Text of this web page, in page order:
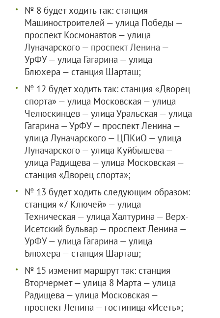
№ 8 будет ходить так: станция
Машиностроителей — улица Победы —
проспект Космонавтов — улица
Луначарского — проспект Ленина —
УрФУ — улица Гагарина — улица
Блюхера — станция Шарташ;
№ 12 будет ходить так: станция «Дворец
спорта» — улица Московская — улица
Челюскинцев — улица Уральская — улица
Гагарина — УрФУ — проспект Ленина —
улица Луначарского — ЦПКиО — улица
Луначарского — улица Куйбышева —
улица Радищева — улица Московская —
станция «Дворец спорта»;
№ 13 будет ходить следующим образом:
станция «7 Ключей» — улица
Техническая — улица Халтурина — Верх-
Исетский бульвар — проспект Ленина —
УрФУ — улица Гагарина — улица
Блюхера — станция Шарташ;
№ 15 изменит маршрут так: станция
Вторчермет — улица 8 Марта — улица
Радищева — улица Московская —
проспект Ленина — гостиница «Исеть»;